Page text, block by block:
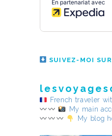
SUIVEZ-MOI
French traveler
My main
My blog